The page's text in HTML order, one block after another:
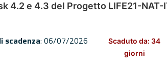
e 4.3 del Progetto LIFE21-NAT-
scadenza: 06/07/2026
Scaduto da: 34
giorni